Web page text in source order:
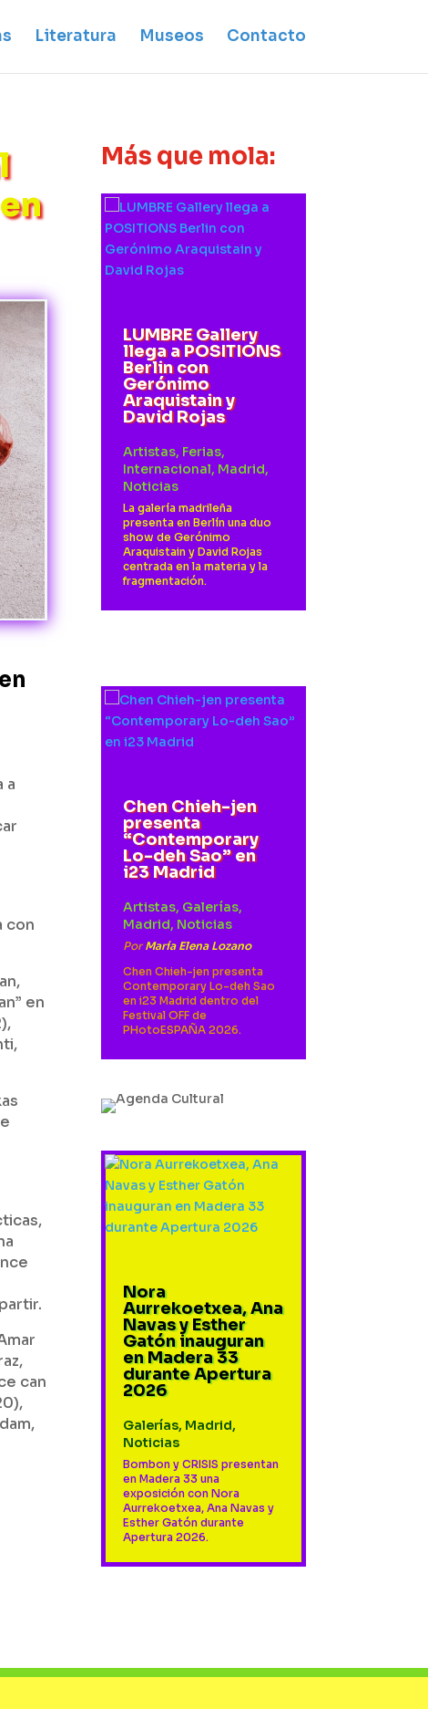
Literatura Museos Contacto
a
con
en
can
Más que mola:
LUMBRE Gallery
llega a POSITIONS
Berlin con
Gerónimo
Araquistain y
David Rojas
Artistas, Ferias,
Internacional, Madrid,
Noticias
La galería madrileña
presenta en Berlín una duo
show de Gerónimo
Araquistain y David Rojas
centrada en la materia y la
fragmentación.
Chen Chieh-jen
presenta
“Contemporary
Lo-deh Sao” en
i23 Madrid
Artistas, Galerías,
Madrid, Noticias
PorMaría Elena Lozano
Chen Chieh-jen presenta
Contemporary Lo-deh Sao
en i23 Madrid dentro del
Festival OFF de
PHotoESPAÑA 2026.
Nora
Aurrekoetxea, Ana
Navas y Esther
Gatón inauguran
en Madera 33
durante Apertura
2026
Galerías, Madrid,
Noticias
Bombon y CRISIS presentan
en Madera 33 una
exposición con Nora
Aurrekoetxea, Ana Navas y
Esther Gatón durante
Apertura 2026.